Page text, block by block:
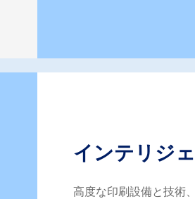
インテリジ
高度な印刷設備と技術